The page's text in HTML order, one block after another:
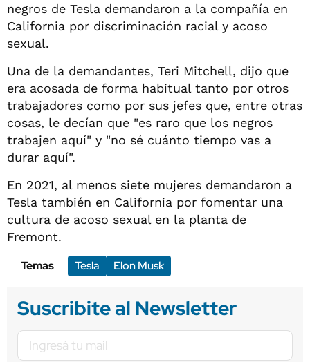
negros de Tesla demandaron a la compañía en
California por discriminación racial y acoso
sexual.
Una de la demandantes, Teri Mitchell, dijo que
era acosada de forma habitual tanto por otros
trabajadores como por sus jefes que, entre otras
cosas, le decían que "es raro que los negros
trabajen aquí" y "no sé cuánto tiempo vas a
durar aquí".
En 2021, al menos siete mujeres demandaron a
Tesla también en California por fomentar una
cultura de acoso sexual en la planta de
Fremont.
Temas
Tesla Elon Musk
Suscribite al Newsletter